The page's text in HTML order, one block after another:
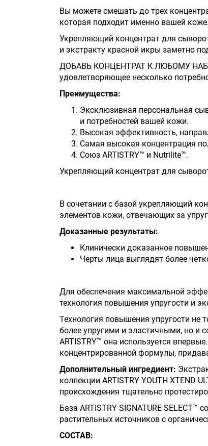
Вы можете смешать до трех
которая подходит именно вашей коже.
Укрепляющий концентрат для
и экстракту красной икры заметно
ДОБАВЬ КОНЦЕНТРАТ К ЛЮБОМУ
удовлетворяющее несколько
Преимущества:
Эксклюзивная персональная
и потребностей вашей кожи.
Высокая эффективность,
Самая высокая концентрация
Союз ARTISTRY™ и Nutrilite™.
Укрепляющий концентрат для
В сочетании с базой укрепляющий
элементов кожи, отвечающих за
Доказанные результаты:
Клинически доказанное
Черты лица выглядят более
Для обеспечения максимальной
технология повышения упругости и
Технология повышения упругости не
более упругими и эластичными, но и
ARTISTRY™ она используется
концентрированной формулы,
Дополнительный ингредиент:
коллекции ARTISTRY YOUTH XTEND
происхождения тщательно
База ARTISTRY SIGNATURE
растительных источников с
СОСТАВ: